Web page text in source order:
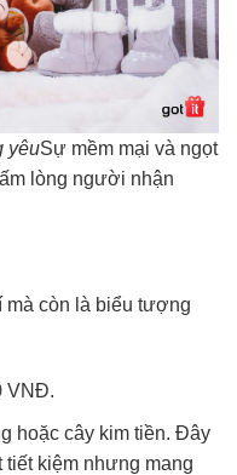
yêuSự mềm mại và ngọt
lòng người nhận
mà còn là biểu tượng
VNĐ.
hoặc cây kim tiền. Đây
tiết kiệm nhưng mang